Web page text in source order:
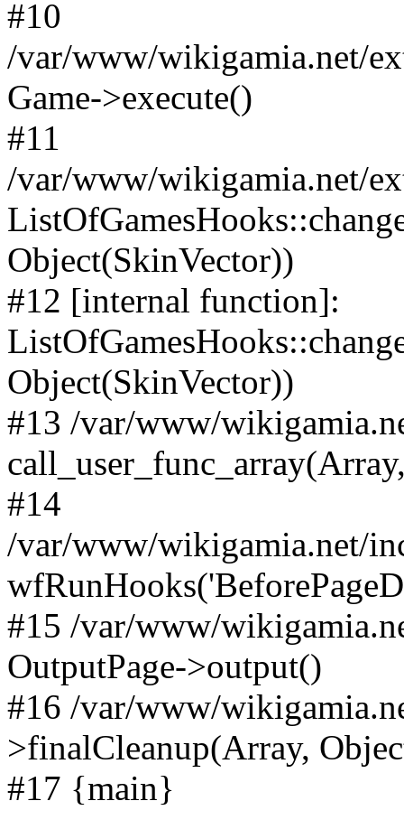
#10
/var/www/wikigamia.net/
Game->execute()
#11
/var/www/wikigamia.net/
Object(SkinVector))
#12 [internal function]:
Object(SkinVector))
#13 /var/www/
#14
/var/www/wikigamia.net/
#15 /var/www/
OutputPage->output()
#16 /var/www/
>finalCleanup(Array,
#17 {main}